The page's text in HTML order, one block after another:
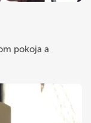
pokoja a